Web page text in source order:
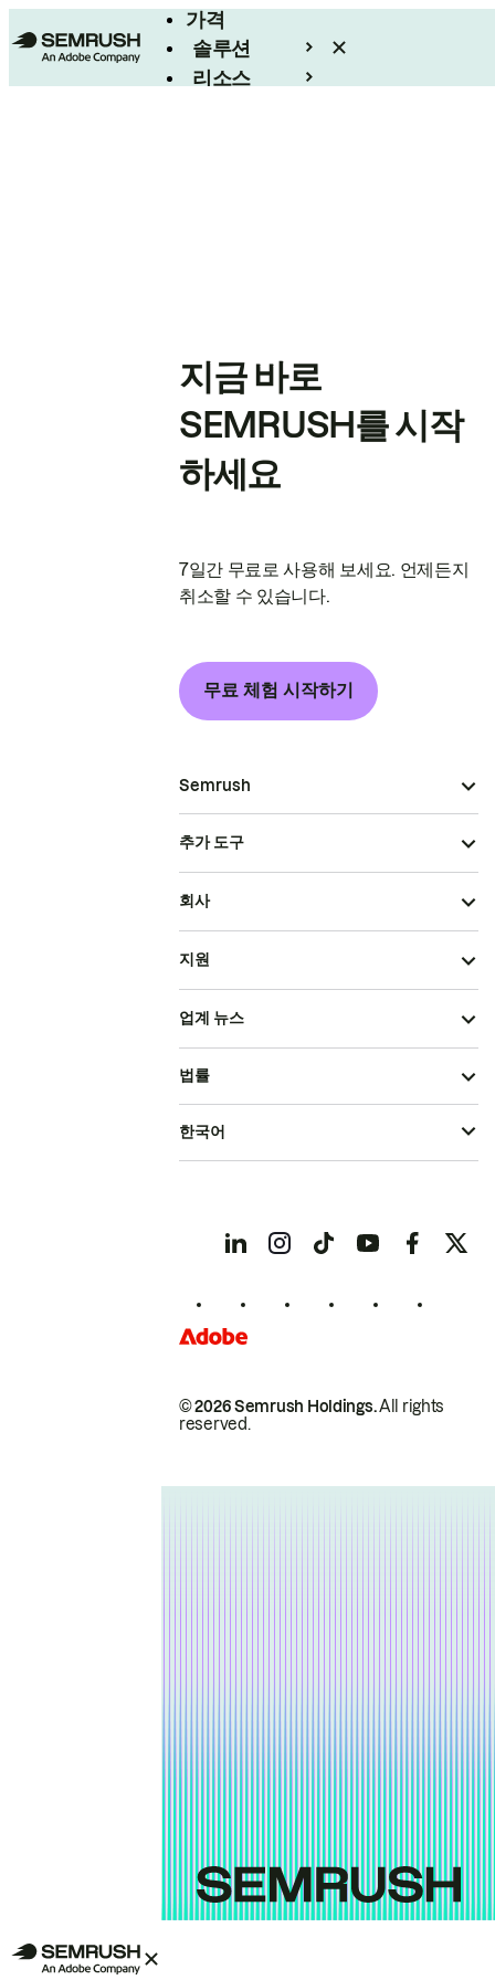
가격
솔루션
리소스
지금 바로
SEMRUSH를 시작
하세요
7일간 무료로 사용해 보세요. 언제든지
취소할 수 있습니다.
무료 체험 시작하기
Semrush
추가 도구
회사
지원
업계 뉴스
© 2026 Semrush Holdings.All rights
reserved.
법률
한국어